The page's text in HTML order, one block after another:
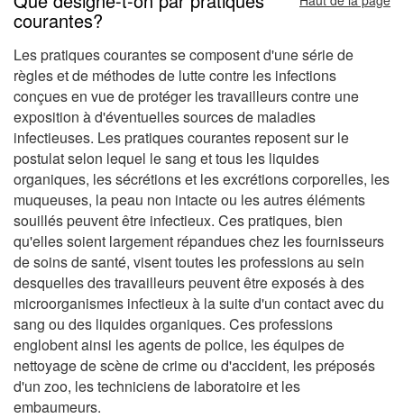
courantes?
Les pratiques courantes se composent d'une série de
règles et de méthodes de lutte contre les infections
conçues en vue de protéger les travailleurs contre une
exposition à d'éventuelles sources de maladies
infectieuses. Les pratiques courantes reposent sur le
postulat selon lequel le sang et tous les liquides
organiques, les sécrétions et les excrétions corporelles, les
muqueuses, la peau non intacte ou les autres éléments
souillés peuvent être infectieux. Ces pratiques, bien
qu'elles soient largement répandues chez les fournisseurs
de soins de santé, visent toutes les professions au sein
desquelles des travailleurs peuvent être exposés à des
microorganismes infectieux à la suite d'un contact avec du
sang ou des liquides organiques. Ces professions
englobent ainsi les agents de police, les équipes de
nettoyage de scène de crime ou d'accident, les préposés
d'un zoo, les techniciens de laboratoire et les
embaumeurs.